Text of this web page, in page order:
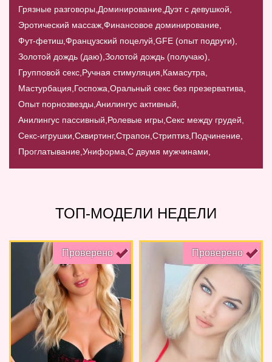
Грязные разговоры, Доминирование, Дуэт с девушкой,
Эротический массаж, Финансовое доминирование,
Фут-фетиш, Французский поцелуй, GFE (опыт подруги),
Золотой дождь (даю), Золотой дождь (получаю),
Групповой секс, Ручная стимуляция, Камасутра,
Мастурбация, Госпожа, Оральный секс без презерватива,
Опыт порнозвезды, Анилингус активный,
Анилингус пассивный, Ролевые игры, Секс между грудей,
Секс-игрушки, Сквиртинг,Страпон, Стриптиз, Подчинение,
Проглатывание, Униформа, С двумя мужчинами,
ТОП-МОДЕЛИ НЕДЕЛИ
Проверено Проверено